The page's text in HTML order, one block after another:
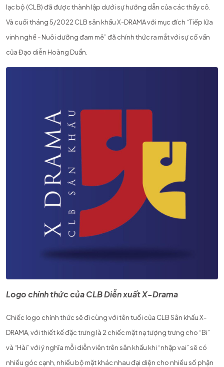
lạc bộ (CLB) đã được thành lập dưới sự hướng dẫn của các thầy cô.
Và cuối tháng 5/2022 CLB sân khấu X-DRAMA với mục đích “Tiếp lửa
vinh nghề - Nuôi dưỡng đam mê” đã chính thức ra mắt với sự cố vấn
của Đạo diễn Hoàng Duẩn.
Logo chính thức của CLB Diễn xuất X-Drama
Chiếc logo chính thức sẽ đi cùng với tên tuổi của CLB Sân khấu X-
DRAMA, với thiết kế đặc trưng là 2 chiếc mặt nạ tượng trưng cho “Bi”
và “Hài” với ý nghĩa mỗi diễn viên trên sân khấu khi “nhập vai” sẽ có
nhiều góc cạnh, nhiều bộ mặt khác nhau đại diện cho nhiều số phận